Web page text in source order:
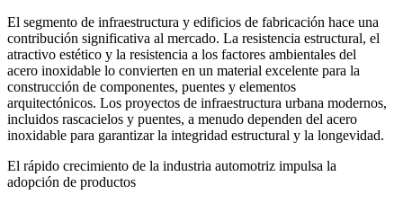
El segmento de infraestructura y edificios de fabricación hace una
contribución significativa al mercado. La resistencia estructural, el
atractivo estético y la resistencia a los factores ambientales del
acero inoxidable lo convierten en un material excelente para la
construcción de componentes, puentes y elementos
arquitectónicos. Los proyectos de infraestructura urbana modernos,
incluidos rascacielos y puentes, a menudo dependen del acero
inoxidable para garantizar la integridad estructural y la longevidad.
El rápido crecimiento de la industria automotriz impulsa la
adopción de productos